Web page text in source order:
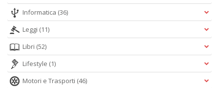
Informatica (36)
Leggi (11)
Libri (52)
Lifestyle (1)
Motori e Trasporti (46)